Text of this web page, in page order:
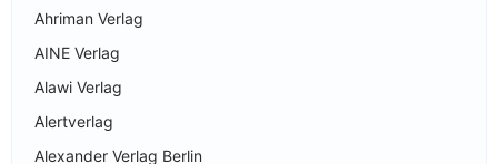
Ahriman Verlag
AINE Verlag
Alawi Verlag
Alertverlag
Alexander Verlag Berlin